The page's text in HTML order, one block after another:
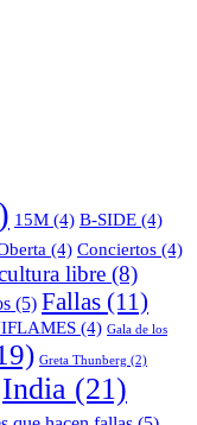
15M (4) B-SIDE (4)
(4) Conciertos (4)
libre (8)
(5) Fallas (11)
(4) Gala de los
Greta Thunberg (2)
India (21)